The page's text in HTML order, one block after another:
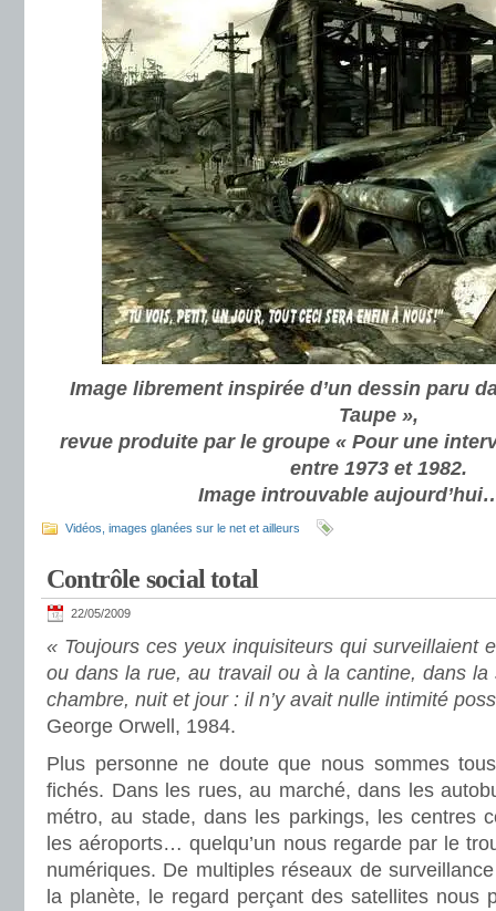
Image librement inspirée d’un dessin paru
Taupe »,
revue produite par le groupe « Pour une
entre 1973 et 1982.
Image introuvable
Vidéos, images glanées sur le net et ailleurs
Contrôle social total
22/05/2009
« Toujours ces yeux inquisiteurs qui surveillaient
ou dans la rue, au travail ou à la cantine, dans
chambre, nuit et jour : il n’y avait nulle intimité
George Orwell, 1984.
Plus personne ne doute que nous sommes
fichés. Dans les rues, au marché, dans les
métro, au stade, dans les parkings, les centres
les aéroports… quelqu’un nous regarde par le
numériques. De multiples réseaux de
la planète, le regard perçant des satellites nous